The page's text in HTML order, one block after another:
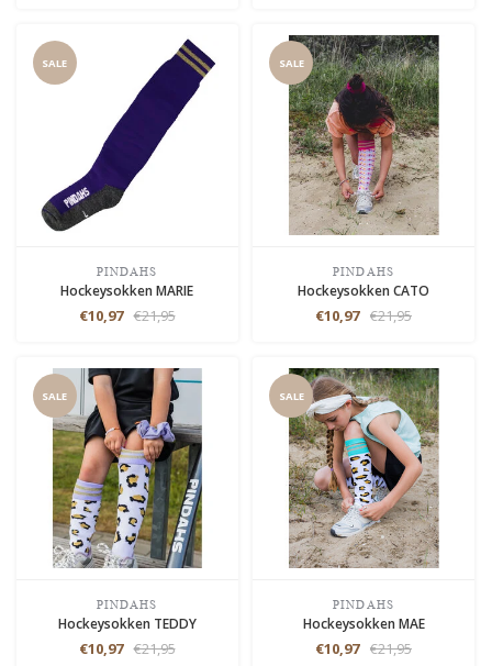
SALE
PINDAHS
Hockeysokken MARIE
€10,97 €21,95
SALE
PINDAHS
Hockeysokken CATO
€10,97 €21,95
SALE
PINDAHS
Hockeysokken TEDDY
€10,97 €21,95
SALE
PINDAHS
Hockeysokken MAE
€10,97 €21,95